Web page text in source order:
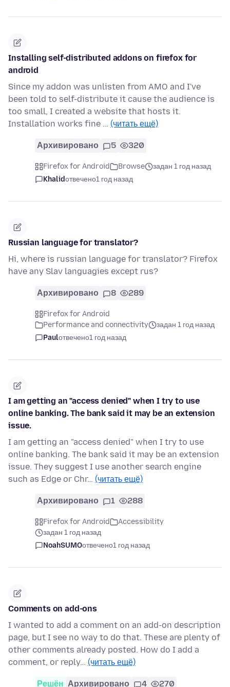
Installing self-distributed addons on firefox for
android
Since my addon was unlisten from AMO and I've
been told to self-distribute it cause the audience is
too small, I created a website that hosts it.
Installation works fine … (читать ещё)
Архивировано 5 320
Firefox for Android Browse
задан 1 год назад
Khalidотвечено1 год назад
Russian language for translator?
Hi, where is russian language for translator? Firefox
have any Slav languagies except rus?
Архивировано 8 289
Firefox for Android
Performance and connectivity
задан 1 год назад
Paulотвечено1 год назад
I am getting an "access denied" when I try to use
online banking. The bank said it may be an extension
issue.
I am getting an "access denied" when I try to use
online banking. The bank said it may be an extension
issue. They suggest I use another search engine
such as Edge or Chr… (читать ещё)
Архивировано 1 288
Firefox for Android
Accessibility
задан 1 год назад
NoahSUMOотвечено1 год назад
Comments on add-ons
I wanted to add a comment on an add-on description
page, but I see no way to do that. These are plenty of
other comments already posted. How do I add a
comment, or reply… (читать ещё)
Решён Архивировано 4 270